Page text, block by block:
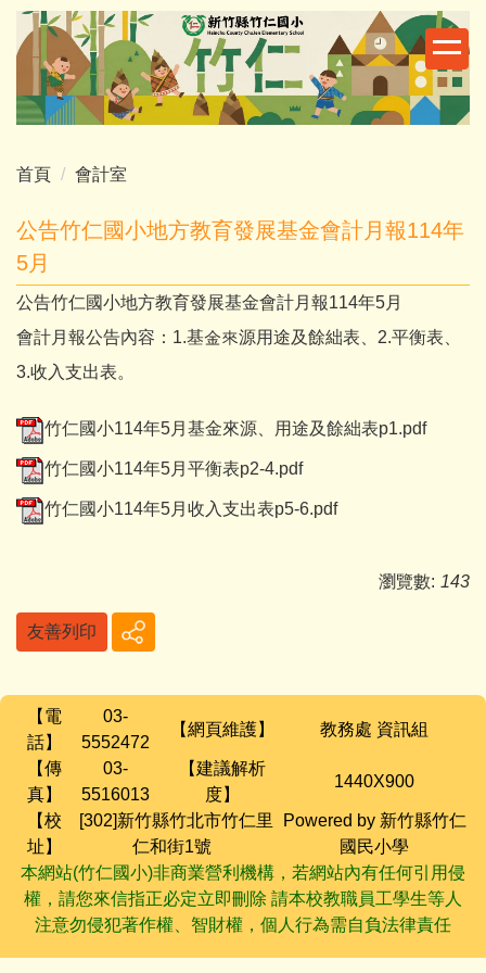
跳
到
要
內
區
首頁 會計室
公告竹仁國小地方教育發展基金會計月報114年
5月
公告竹仁國小地方教育發展基金會計月報114年5月
會計月報公告內容：1.基金來源用途及餘絀表、2.平衡表、
3.收入支出表。
竹仁國小114年5月基金來源、用途及餘絀表p1.pdf
竹仁國小114年5月平衡表p2-4.pdf
竹仁國小114年5月收入支出表p5-6.pdf
瀏覽數: 143
友善列印
【電
話】
03-
5552472
【網頁維護】 教務處 資訊組
【傳
真】
03-
5516013
【建議解析
度】
1440X900
【校
址】
[302]新竹縣竹北市竹仁里
仁和街1號
Powered by 新竹縣竹仁
國民小學
本網站(竹仁國小)非商業營利機構，若網站內有任何引用侵
權，請您來信指正必定立即刪除 請本校教職員工學生等人
注意勿侵犯著作權、智財權，個人行為需自負法律責任